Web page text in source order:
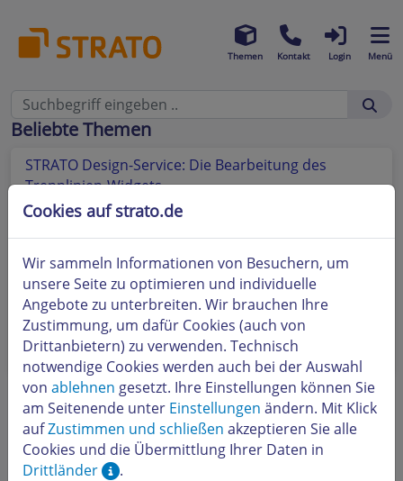
Themen Kontakt Login Menü
Beliebte Themen
STRATO Design-Service: Die Bearbeitung des
Trennlinien-Widgets
STRATO Design-Service: Das Kontaktformular-
Widget
STRATO Design-Service: Die Bearbeitung des Foto-
Diashow-Widgets
STRATO Design-Service: Einbetten von Inhalten
Dritter mit dem Embed-Widget / iFrame
Cookies auf strato.de
Wir sammeln Informationen von Besuchern, um
unsere Seite zu optimieren und individuelle
Angebote zu unterbreiten. Wir brauchen Ihre
Zustimmung, um dafür Cookies (auch von
Drittanbietern) zu verwenden. Technisch
notwendige Cookies werden auch bei der Auswahl
von ablehnen gesetzt. Ihre Einstellungen können Sie
am Seitenende unter Einstellungen ändern. Mit Klick
aufZustimmen und schließen akzeptieren Sie alle
Cookies und die Übermittlung Ihrer Daten in
Drittländer
.